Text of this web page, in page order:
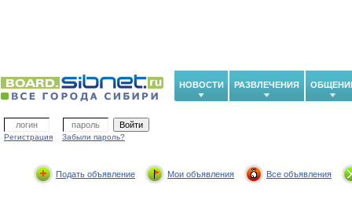
НОВОСТИ РАЗВЛЕЧЕНИЯ
Регистрация Забыли пароль?
Подать объявление Мои объявления Все объявления